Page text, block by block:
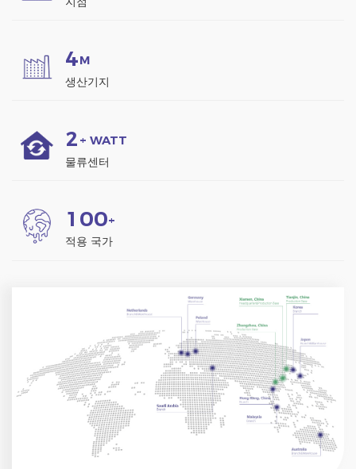
4M
생산기지
2 + WATT
물류센터
1 00+
적용 국가